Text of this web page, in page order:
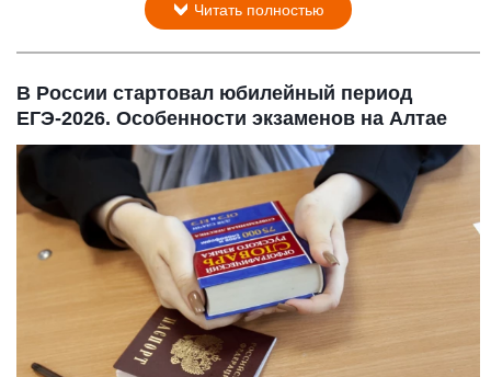
Читать полностью
В России стартовал юбилейный период
ЕГЭ-2026. Особенности экзаменов на Алтае